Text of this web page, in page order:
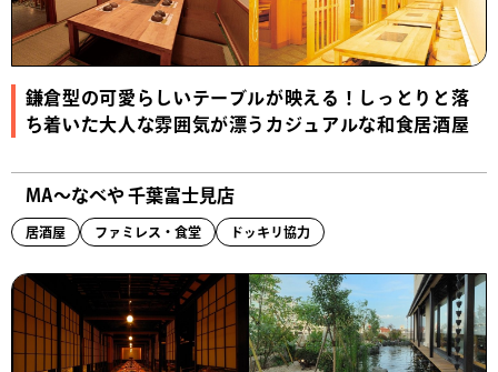
鎌倉型の可愛らしいテーブルが映える！しっとりと落
ち着いた大人な雰囲気が漂うカジュアルな和食居酒屋
MA～なべや 千葉富士見店
居酒屋 ファミレス・食堂 ドッキリ協力